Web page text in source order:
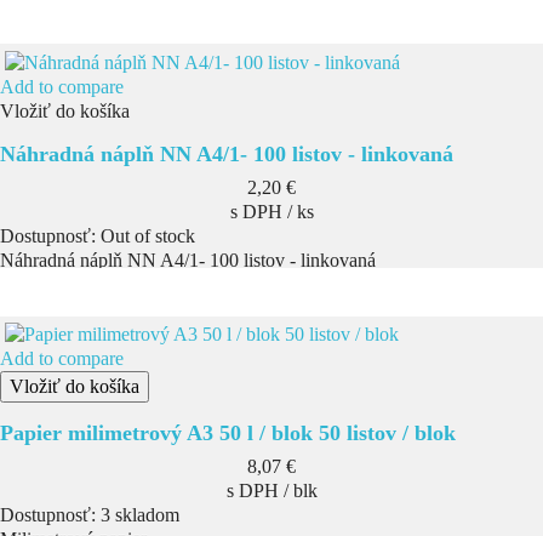
Add to compare
Vložiť do košíka
Náhradná náplň NN A4/1- 100 listov - linkovaná
Cena
2,20 €
s DPH / ks
Dostupnosť: Out of stock
Náhradná náplň NN A4/1- 100 listov - linkovaná
Add to compare
Vložiť do košíka
Papier milimetrový A3 50 l / blok 50 listov / blok
Cena
8,07 €
s DPH / blk
Dostupnosť: 3 skladom